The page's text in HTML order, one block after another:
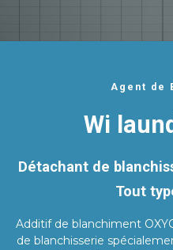
Agent de
Wi
Détachant de
Tout
Additif de blanchiment
de blanchisserie